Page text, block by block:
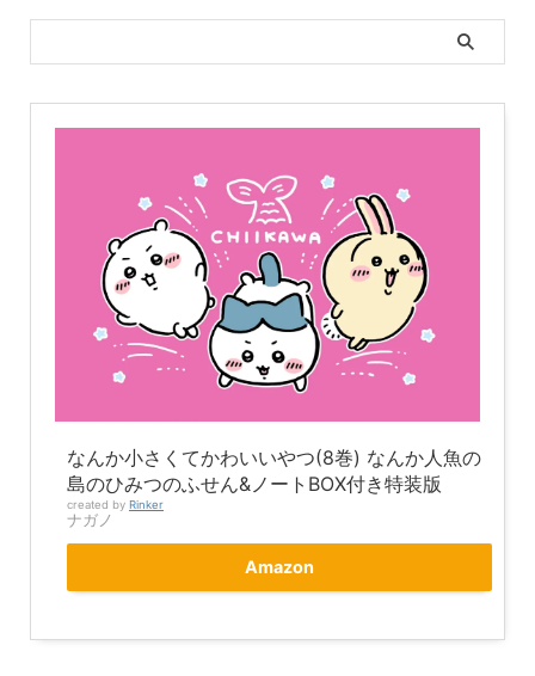
なんか小さくてかわいいやつ(8巻) なんか人魚の
島のひみつのふせん&ノートBOX付き特装版
created by Rinker
ナガノ
Amazon